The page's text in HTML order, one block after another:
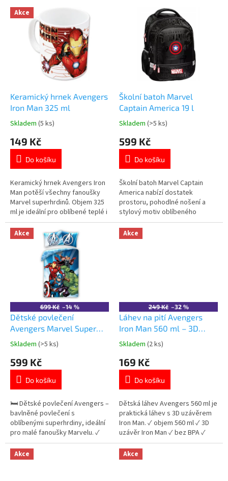
V Akce
Keramický hrnek Avengers
Iron Man 325 ml
Průměrné
produktu
5,0
5
hvězdiček.
Skladem (5 ks)
149 Kč
Do košíku
Keramický hrnek Avengers Iron
Man potěší všechny fanoušky
Marvel superhrdinů. Objem 325
ml je ideální pro oblíbené teplé i
studené nápoje.
Kvalitní keramické provedení.
Vhodný do myčky nádobí i
mikrovlnné trouby. Oficiální
licence Marvel Avengers. 👉
Více produktů s motivem
Školní batoh Marvel
Captain America 19 l
Průměrné
produktu
5,0
5
hvězdiček.
Skladem (>5 ks)
599 Kč
Do košíku
Školní batoh Marvel Captain
America nabízí dostatek
prostoru, pohodlné nošení a
stylový motiv oblíbeného
superhrdiny. Dvě prostorné
komory a praktické kapsy na
školní potřeby. Ergonomická
Akce
699 Kč –14 %
Dětské povlečení
Avengers Marvel Super
Heroes bavlna 140×200
Průměrné
produktu
5,0
5
hvězdiček.
Skladem (>5 ks)
599 Kč
Do košíku
🛏️ Dětské povlečení Avengers –
bavlněné povlečení s
oblíbenými superhrdiny, ideální
pro malé fanoušky Marvelu. ✓
motiv Avengers 🦸‍♂️ ✓ 100%
bavlna – měkká a prodyšná ✓
oboustranný design 👉 Více
Akce
249 Kč –32 %
Láhev na pití Avengers
Iron Man 560 ml – 3D
uzávěr
Průměrné
produktu
5,0
5
hvězdiček.
Skladem (2 ks)
169 Kč
Do košíku
Dětská láhev Avengers 560 ml je
praktická láhev s 3D uzávěrem
Iron Man. ✓ objem 560 ml ✓ 3D
uzávěr Iron Man ✓ bez BPA ✓
licencovaný motiv Avengers 👉
Více produktů Avengers
Akce Akce